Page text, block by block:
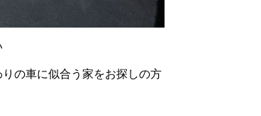
の車に似合う家をお探しの方